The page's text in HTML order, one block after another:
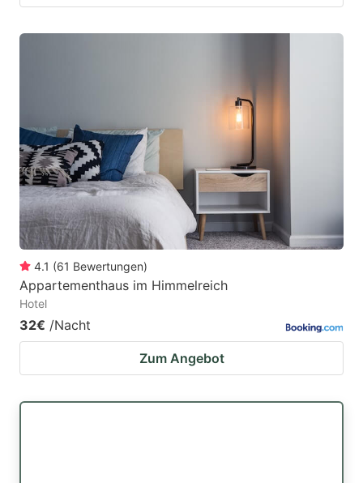
4.1 (61 Bewertungen)
Appartementhaus im Himmelreich
Hotel
32€ /Nacht
Zum Angebot